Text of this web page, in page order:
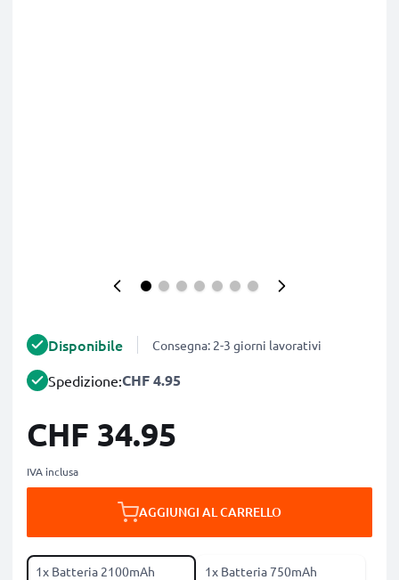
Disponibile Consegna: 2-3 giorni lavorativi
Spedizione:CHF 4.95
CHF 34.95
IVA inclusa
AGGIUNGI AL CARRELLO
1x Batteria 2100mAh 1x Batteria 750mAh